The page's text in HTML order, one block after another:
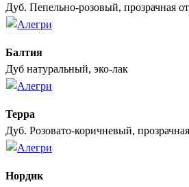
Дуб. Пепельно-розовый, прозрачная
Балтия
Дуб натуральный, эко-лак
Терра
Дуб. Розовато-коричневый,
Нордик